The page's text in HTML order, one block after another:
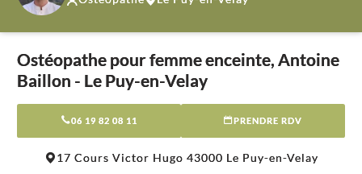
Ostéopathe pour femme enceinte, Antoine
Baillon - Le Puy-en-Velay
06 19 82 08 11 PRENDRE RDV
17 Cours Victor Hugo 43000 Le Puy-en-Velay